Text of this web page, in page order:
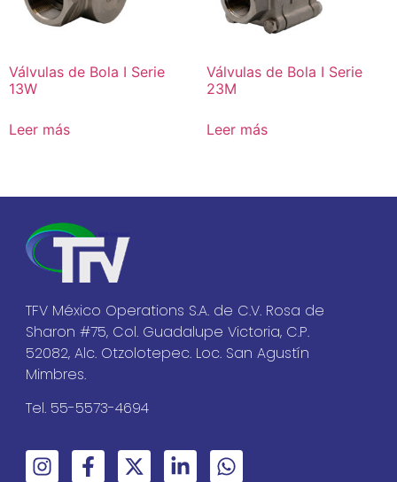
Válvulas de Bola I Serie
13W
Leer más
Válvulas de Bola I Serie
23M
Leer más
TFV México Operations S.A. de C.V. Rosa de
Sharon #75, Col. Guadalupe Victoria, C.P.
52082, Alc. Otzolotepec. Loc. San Agustín
Mimbres.
Tel. 55-5573-4694